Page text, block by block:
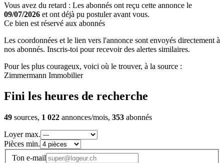
Vous avez du retard : Les abonnés ont reçu cette annonce le
09/07/2026 et ont déjà pu postuler avant vous.
Ce bien est réservé aux abonnés
Les coordonnées et le lien vers l'annonce sont envoyés directement à
nos abonnés. Inscris-toi pour recevoir des alertes similaires.
Pour les plus courageux, voici où le trouver, à la source :
Zimmermann Immobilier
Fini les heures de recherche
49 sources, 1 022 annonces/mois, 353 abonnés
Loyer max.
Pièces min.
Ton e-mail